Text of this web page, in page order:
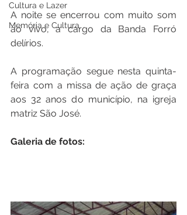
Cultura e Lazer
Memória e Cultura
A noite se encerrou com muito som
ao vivo, a cargo da Banda Forró
delírios.
A programação segue nesta quinta-
feira com a missa de ação de graça
aos 32 anos do município, na igreja
matriz São José.
Galeria de fotos: